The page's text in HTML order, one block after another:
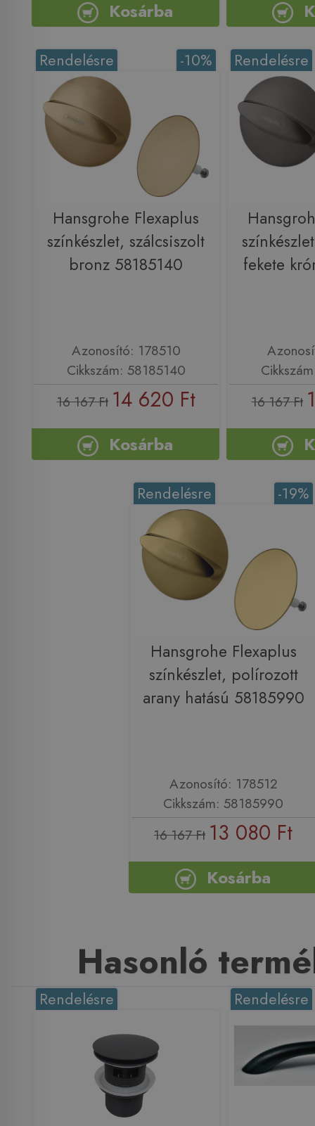
Kosárba
-10%
Rendelésre
Hansgrohe Flexaplus
színkészlet, szálcsiszolt
bronz 58185140
Azonosító: 178510
Cikkszám: 58185140
16 167 Ft 14 620 Ft
Kosárba
Rendelésre
fekete
16 167 Ft
-19%
Rendelésre
Hansgrohe Flexaplus
színkészlet, polírozott
arany hatású 58185990
Azonosító: 178512
Cikkszám: 58185990
16 167 Ft 13 080 Ft
Kosárba
Hasonló
Rendelésre Rendelésre